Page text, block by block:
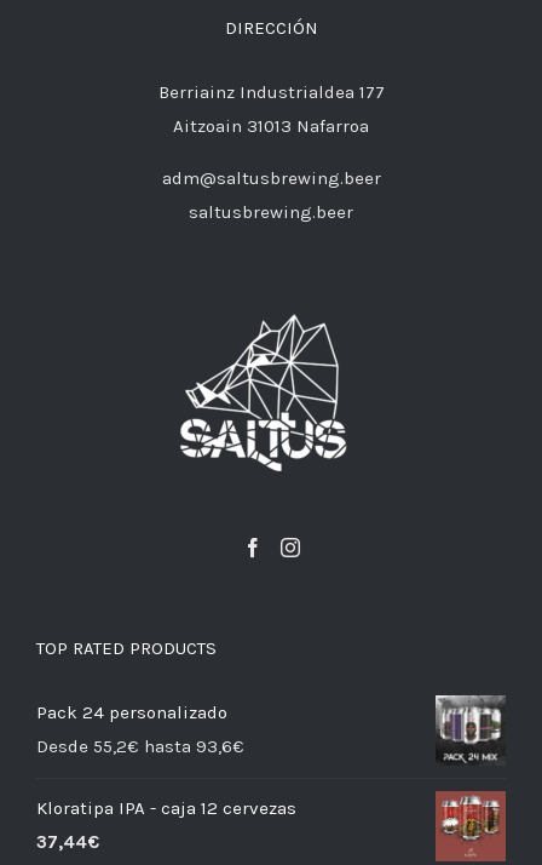
DIRECCIÓN
Berriainz Industrialdea 177
Aitzoain 31013 Nafarroa
adm@saltusbrewing.beer
saltusbrewing.beer
TOP RATED PRODUCTS
Pack 24 personalizado
Desde 55,2€ hasta 93,6€
Kloratipa IPA - caja 12 cervezas
37,44€